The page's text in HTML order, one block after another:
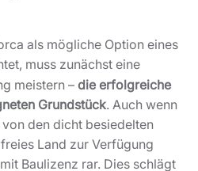
als mögliche Option eines
muss zunächst eine
meistern – die erfolgreiche
Grundstück. Auch wenn
den dicht besiedelten
Land zur Verfügung
Baulizenz rar. Dies schlägt